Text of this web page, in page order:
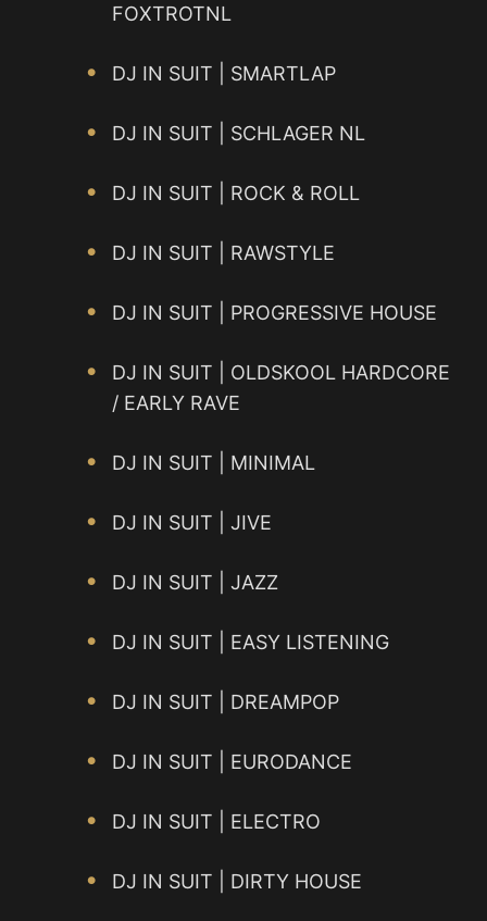
FOXTROTNL
DJ IN SUIT | SMARTLAP
DJ IN SUIT | SCHLAGER NL
DJ IN SUIT | ROCK & ROLL
DJ IN SUIT | RAWSTYLE
DJ IN SUIT | PROGRESSIVE HOUSE
DJ IN SUIT | OLDSKOOL HARDCORE
/ EARLY RAVE
DJ IN SUIT | MINIMAL
DJ IN SUIT | JIVE
DJ IN SUIT | JAZZ
DJ IN SUIT | EASY LISTENING
DJ IN SUIT | DREAMPOP
DJ IN SUIT | EURODANCE
DJ IN SUIT | ELECTRO
DJ IN SUIT | DIRTY HOUSE